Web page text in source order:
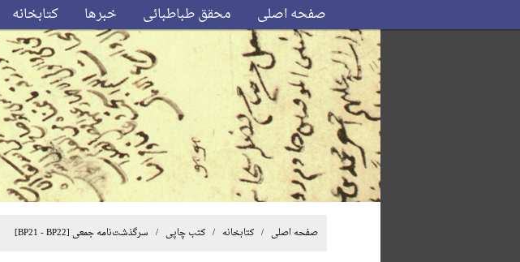
صفحه اصلی محقق طباطبائی خبرها کتابخانه
صفحه اصلی / کتابخانه /کتب چاپی / سرگذشت‌نامه جمعی[BP21 - BP22]